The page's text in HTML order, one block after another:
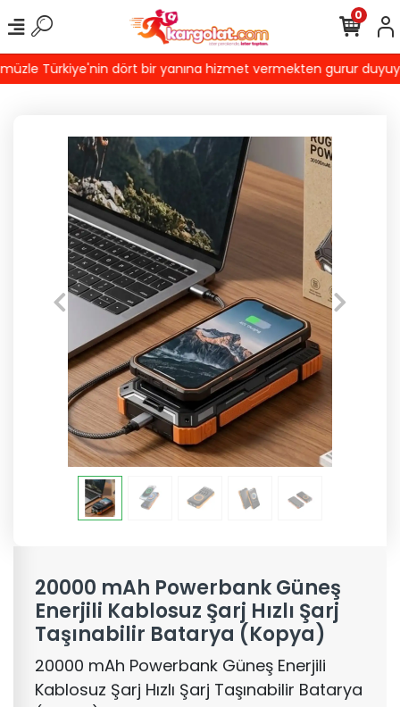
Türkiye'nin dört bir yanına hizmet vermekten gurur
0
20000 mAh Powerbank Güneş
Enerjili Kablosuz Şarj Hızlı Şarj
Taşınabilir Batarya (Kopya)
20000 mAh Powerbank Güneş Enerjili
Kablosuz Şarj Hızlı Şarj Taşınabilir Batarya